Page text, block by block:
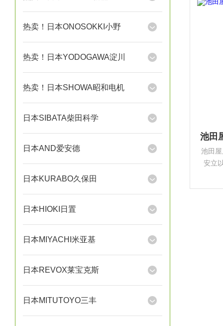
热卖！日本ONOSOKKI小野
热卖！日本YODOGAWA淀川
热卖！日本SHOWA昭和电机
日本SIBATA柴田科学
日本AND爱安德
日本KURABO久保田
日本HIOKI日置
日本MIYACHI米亚基
日本REVOX莱宝克斯
日本MITUTOYO三丰
池田
安立